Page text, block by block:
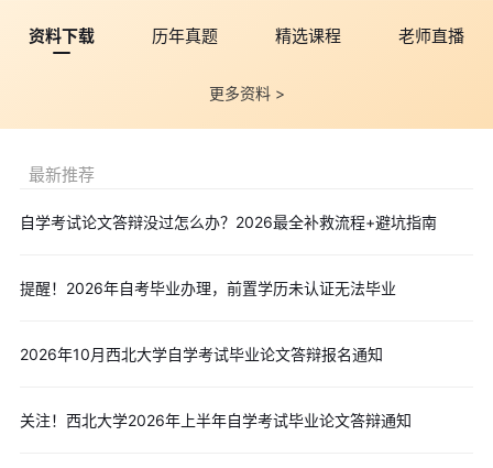
资料下载 历年真题 精选课程 老师直播
更多资料 >
最新推荐
自学考试论文答辩没过怎么办？2026最全补救流程+避坑指南
提醒！2026年自考毕业办理，前置学历未认证无法毕业
2026年10月西北大学自学考试毕业论文答辩报名通知
关注！西北大学2026年上半年自学考试毕业论文答辩通知